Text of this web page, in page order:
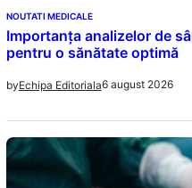
NOUTATI MEDICALE
Importanța analizelor de
pentru o sănătate optimă
byEchipa Editoriala6 august 2026